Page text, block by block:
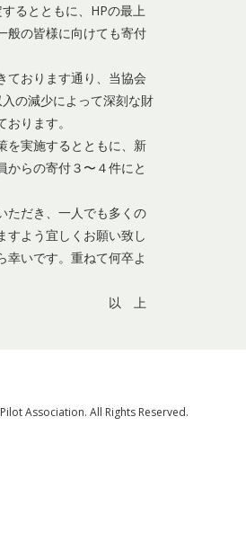
るとともに、HPの最上
般の皆様に向けても寄付
ております通り、当協会
の減少によって深刻な財
ります。
を実施するとともに、新
からの寄付３〜４件にと
ただき、一人でも多くの
すよう宜しくお願い致し
幸いです。重ねて何卒よ
Association. All Rights Reserved.